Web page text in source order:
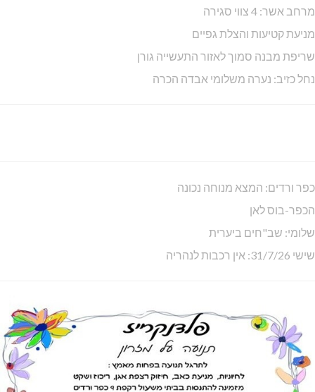
מרחב אשר: 4 צווי סגירה
מניעת קטיעות והצלת גפיים
שריפת מבנה סמוך לאזור התעשייה גורן
נחל כזיב: נערה משלומי אבדה הכרה
כפר ורדים: המצא מנוחה נכונה
הכפר-בוס לאן
שלומי: שב"חים ביערית
שישי 31/7/26: אין רכבות לנהריה